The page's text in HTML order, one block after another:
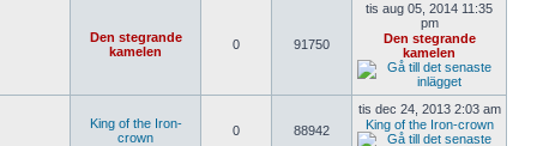
Den stegrande
kamelen
0 91750
tis aug 05, 2014 11:35
pm
Den stegrande
kamelen
King of the Iron-
crown
0 88942
tis dec 24, 2013 2:03 am
King of the Iron-crown